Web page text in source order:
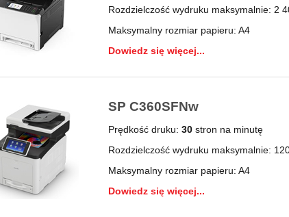
Rozdzielczość wydruku maksymalnie: 2
Maksymalny rozmiar papieru: A4
Dowiedz się więcej...
SP C360SFNw
Prędkość druku: 30 stron na minutę
Rozdzielczość wydruku maksymalnie:
Maksymalny rozmiar papieru: A4
Dowiedz się więcej...